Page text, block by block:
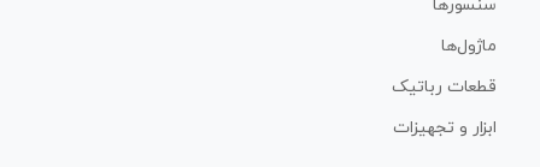
سنسورها
ماژول‌ها
قطعات رباتیک
ابزار و تجهیزات